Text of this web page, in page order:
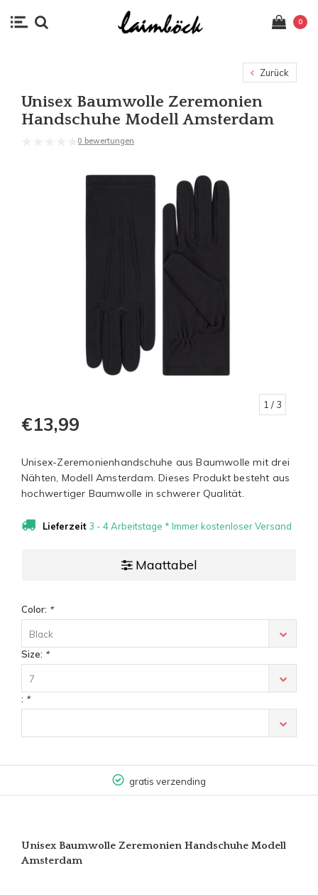
0
Zurück
Unisex Baumwolle Zeremonien
Handschuhe Modell Amsterdam
0 bewertungen
1 / 3
€13,99
Unisex-Zeremonienhandschuhe aus Baumwolle mit drei
Nähten, Modell Amsterdam. Dieses Produkt besteht aus
hochwertiger Baumwolle in schwerer Qualität.
Lieferzeit 3 - 4 Arbeitstage * Immer kostenloser Versand
Maattabel
Color: *
Black
Size: *
7
: *
gratis verzending
Unisex Baumwolle Zeremonien Handschuhe Modell
Amsterdam